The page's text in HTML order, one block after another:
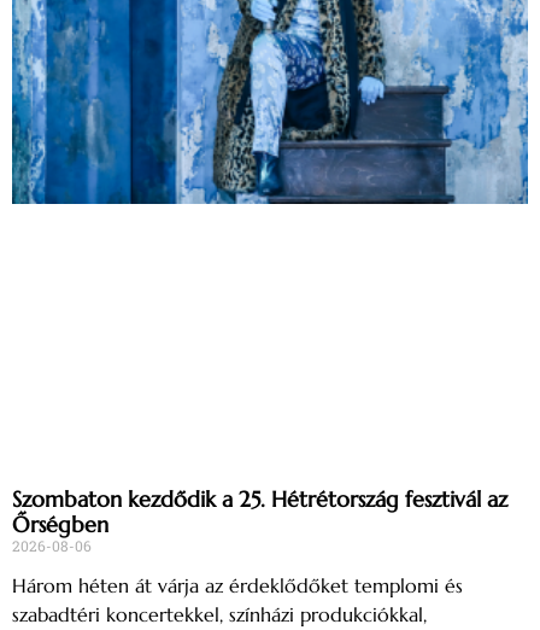
Szombaton kezdődik a 25. Hétrétország fesztivál az
Őrségben
2026-08-06
Három héten át várja az érdeklődőket templomi és
szabadtéri koncertekkel, színházi produkciókkal,